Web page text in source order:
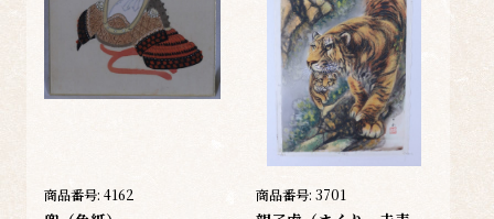
商品番号: 4162 商品番号: 3701